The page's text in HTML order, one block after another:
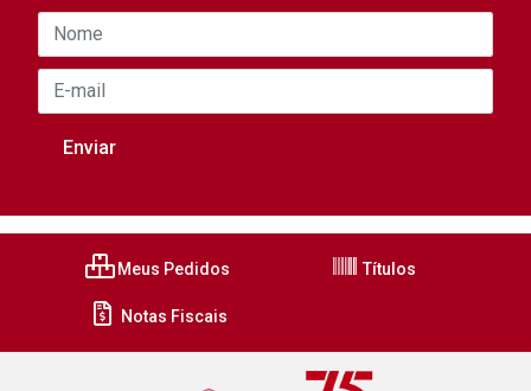
Meus Pedidos Títulos
Notas Fiscais